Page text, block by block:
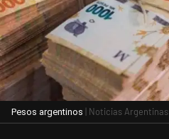
Pesos argentinos | Noticias Argentinas